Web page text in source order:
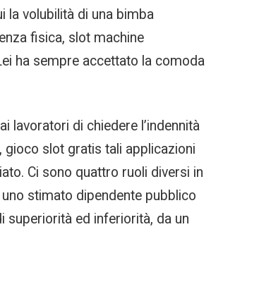
la volubilità di una bimba
fisica, slot machine
ha sempre accettato la comoda
lavoratori di chiedere l’indennità
gioco slot gratis tali applicazioni
Ci sono quattro ruoli diversi in
stimato dipendente pubblico
superiorità ed inferiorità, da un